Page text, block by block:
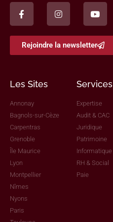
Rejoindre la newsletter
Les Sites
Annonay
Bagnols-sur-Cèze
Carpentras
Grenoble
Île Maurice
Lyon
Montpellier
Nîmes
Nyons
Paris
Services
Expertise
Audit & CAC
Juridique
Patrimoine
Informatique
RH & Social
Paie